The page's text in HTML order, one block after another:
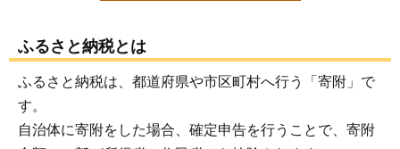
ふるさと納税とは
ふるさと納税は、都道府県や市区町村へ行う「寄附」で
す。
自治体に寄附をした場合、確定申告を行うことで、寄附